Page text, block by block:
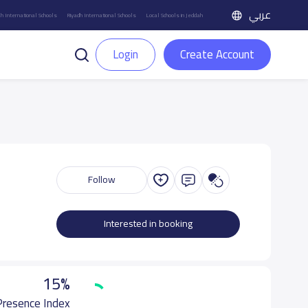
International Schools Riyadh International Schools Local Schools in Jeddah عربي
Login Create Account
Follow
Interested in booking
15%
Index